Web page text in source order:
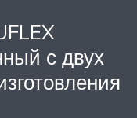
с двух